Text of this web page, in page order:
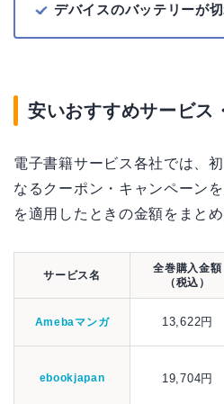
デバイスのバッテリーが
安いおすすめサービス
電子書籍サービス各社では、
なるクーポン・キャンペーン
を適用したときの金額をまとめ
サービス名
全巻購入金額
（税込）
Amebaマンガ 13,622円
ebookjapan 19,704円